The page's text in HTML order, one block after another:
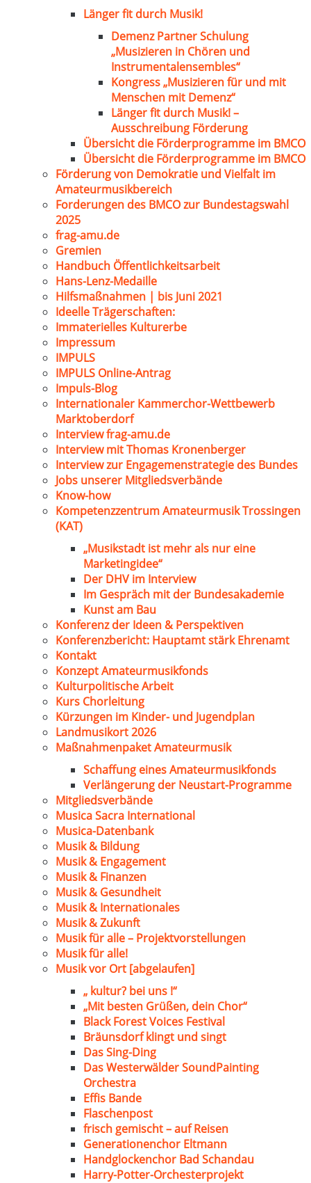
Länger fit durch Musik!
Demenz Partner Schulung
„Musizieren in Chören und
Instrumentalensembles“
Kongress „Musizieren für und mit
Menschen mit Demenz“
Länger fit durch Musik! –
Ausschreibung Förderung
Übersicht die Förderprogramme im BMCO
Übersicht die Förderprogramme im BMCO
Förderung von Demokratie und Vielfalt im
Amateurmusikbereich
Forderungen des BMCO zur Bundestagswahl
2025
frag-amu.de
Gremien
Handbuch Öffentlichkeitsarbeit
Hans-Lenz-Medaille
Hilfsmaßnahmen | bis Juni 2021
Ideelle Trägerschaften:
Immaterielles Kulturerbe
Impressum
IMPULS
IMPULS Online-Antrag
Impuls-Blog
Internationaler Kammerchor-Wettbewerb
Marktoberdorf
Interview frag-amu.de
Interview mit Thomas Kronenberger
Interview zur Engagemenstrategie des Bundes
Jobs unserer Mitgliedsverbände
Know-how
Kompetenzzentrum Amateurmusik Trossingen
(KAT)
„Musikstadt ist mehr als nur eine
Marketingidee“
Der DHV im Interview
Im Gespräch mit der Bundesakademie
Kunst am Bau
Konferenz der Ideen & Perspektiven
Konferenzbericht: Hauptamt stärk Ehrenamt
Kontakt
Konzept Amateurmusikfonds
Kulturpolitische Arbeit
Kurs Chorleitung
Kürzungen im Kinder- und Jugendplan
Landmusikort 2026
Maßnahmenpaket Amateurmusik
Schaffung eines Amateurmusikfonds
Verlängerung der Neustart-Programme
Mitgliedsverbände
Musica Sacra International
Musica-Datenbank
Musik & Bildung
Musik & Engagement
Musik & Finanzen
Musik & Gesundheit
Musik & Internationales
Musik & Zukunft
Musik für alle – Projektvorstellungen
Musik für alle!
Musik vor Ort [abgelaufen]
„ kultur? bei uns !“
„Mit besten Grüßen, dein Chor“
Black Forest Voices Festival
Bräunsdorf klingt und singt
Das Sing-Ding
Das Westerwälder SoundPainting
Orchestra
Effis Bande
Flaschenpost
frisch gemischt – auf Reisen
Generationenchor Eltmann
Handglockenchor Bad Schandau
Harry-Potter-Orchesterprojekt